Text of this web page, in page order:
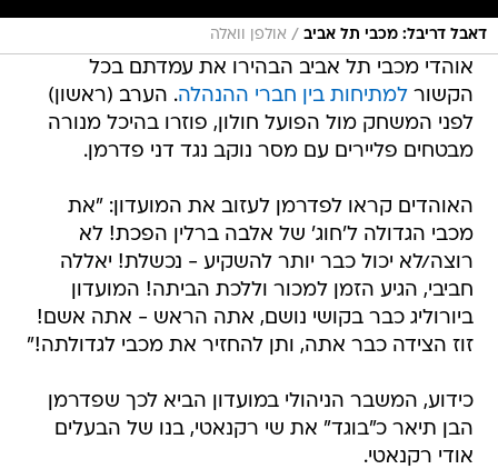
דאבל דריבל: מכבי תל אביב / אולפן וואלה
אוהדי מכבי תל אביב הבהירו את עמדתם בכל
הקשורלמתיחות בין חברי ההנהלה. הערב (ראשון)
לפני המשחק מול הפועל חולון, פוזרו בהיכל מנורה
מבטחים פליירים עם מסר נוקב נגד דני פדרמן.
האוהדים קראו לפדרמן לעזוב את המועדון: "את
מכבי הגדולה ל'חוג' של אלבה ברלין הפכת! לא
רוצה/לא יכול כבר יותר להשקיע - נכשלת! יאללה
חביבי, הגיע הזמן למכור וללכת הביתה! המועדון
ביורוליג כבר בקושי נושם, אתה הראש - אתה אשם!
זוז הצידה כבר אתה, ותן להחזיר את מכבי לגדולתה!"
כידוע, המשבר הניהולי במועדון הביא לכך שפדרמן
הבן תיאר כ"בוגד" את שי רקנאטי, בנו של הבעלים
אודי רקנאטי.